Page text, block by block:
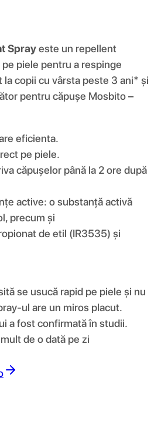
Sprayeste un repellent
piele pentru a respinge
la copii cu vârsta peste 3 ani* și
pentru căpușe Mosbito –
eficienta.
pe piele.
căpușelor până la 2 ore după
active: o substanță activă
precum și
de etil (IR3535) și
se usucă rapid pe piele și nu
ul are un miros placut.
a fost confirmată în studii.
de o dată pe zi